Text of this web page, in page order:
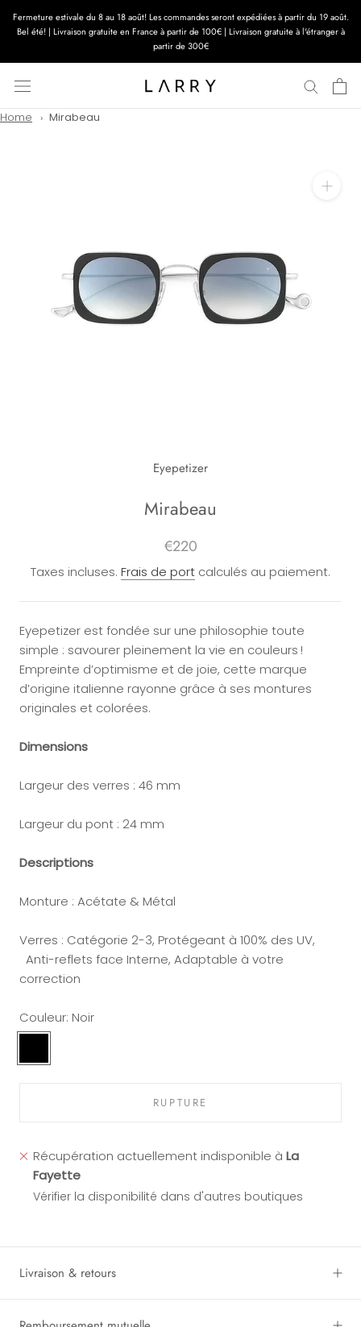
Fermeture estivale du 8 au 18 août! Les commandes seront expédiées à partir du 19 août.
Bel été! | Livraison gratuite en France à partir de 100€ | Livraison gratuite à l'étranger à
partir de 300€
Home Mirabeau
Eyepetizer
Mirabeau
€220
Taxes incluses. Frais de port calculés au paiement.
Eyepetizer est fondée sur une philosophie toute
simple : savourer pleinement la vie en couleurs !
Empreinte d’optimisme et de joie, cette marque
d’origine italienne rayonne grâce à ses montures
originales et colorées.
Dimensions
Largeur des verres : 46 mm
Largeur du pont : 24 mm
Descriptions
Monture : Acétate & Métal
Verres : Catégorie 2-3, Protégeant à 100% des UV,
Anti-reflets face Interne, Adaptable à votre
correction
Couleur: Noir
RUPTURE
Récupération actuellement indisponible à La
Fayette
Vérifier la disponibilité dans d'autres boutiques
Livraison & retours